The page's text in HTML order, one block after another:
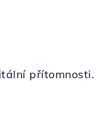
přítomnosti.